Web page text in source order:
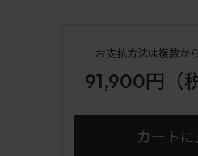
お支払方法は複数か
91,900円 （
カートに